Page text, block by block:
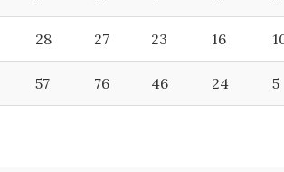
28 27 23 16
57 76 46 24 5